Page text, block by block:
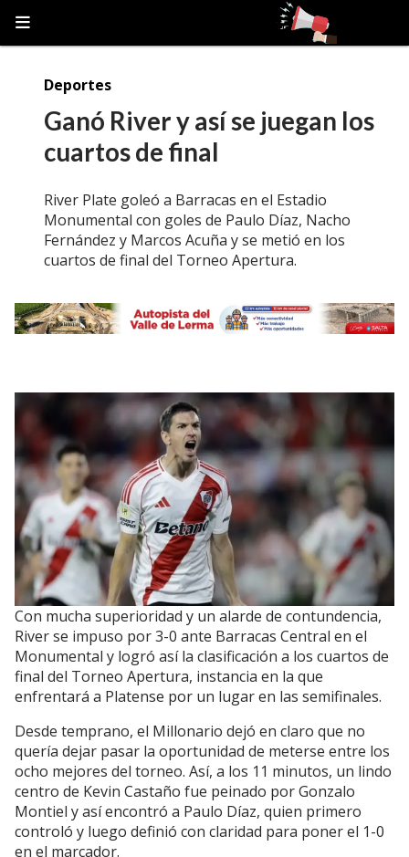
Ganó River y así se juegan los
cuartos de final
River Plate goleó a Barracas en el Estadio
Monumental con goles de Paulo Díaz, Nacho
Fernández y Marcos Acuña y se metió en los
cuartos de final del Torneo Apertura.
Deportes
Con mucha superioridad y un alarde de contundencia,
River se impuso por 3-0 ante Barracas Central en el
Monumental y logró así la clasificación a los cuartos de
final del Torneo Apertura, instancia en la que
enfrentará a Platense por un lugar en las semifinales.
Desde temprano, el Millonario dejó en claro que no
quería dejar pasar la oportunidad de meterse entre los
ocho mejores del torneo. Así, a los 11 minutos, un lindo
centro de Kevin Castaño fue peinado por Gonzalo
Montiel y así encontró a Paulo Díaz, quien primero
controló y luego definió con claridad para poner el 1-0
en el marcador.